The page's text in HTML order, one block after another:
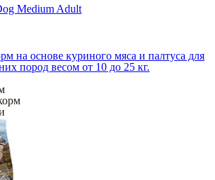
Medium Adult
на основе куриного мяса и палтуса для
пород весом от 10 до 25 кг.